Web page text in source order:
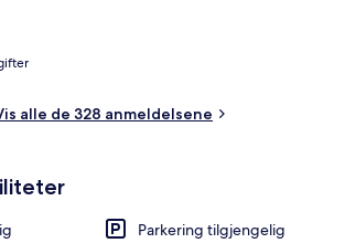
Bahn-stasjon ligger bare 9 minutter unna til
alle de 328 anmeldelsene
Parkering tilgjengelig